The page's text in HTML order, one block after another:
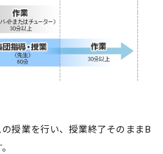
授業を行い、授業終了そのままB